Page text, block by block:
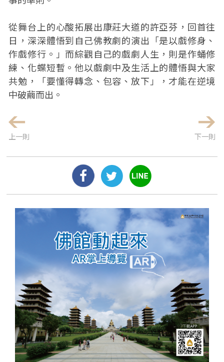
從舞台上的心酸拓展出康莊大道的許亞芬，回首往
日，深深體悟到自己佛教劇的演出「是以戲修身、
作戲修行。」而綜觀自己的戲劇人生，則是作蛹修
練、化蝶短暫。他以戲劇中及生活上的體悟與大家
共勉，「要懂得轉念、包容、放下」，才能在逆境
中破繭而出。
上一則 下一則